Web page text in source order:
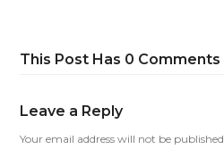
This Post Has 0 Comments
Leave a Reply
Your email address will not be published.